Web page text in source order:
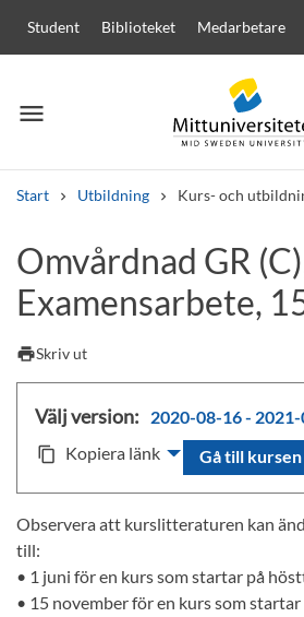
Student Biblioteket Medarbetare
menu
Meny
Start Utbildning Kurs- och
Andra söktjänster
Kurser och program Kursplaner
Omvårdnad GR
Examensarbete,
printSkriv ut
Välj version: 2020-08-16 -
content_copy Kopiera länk Gå till kursen
Observera att kurslitteraturen kan
till:
• 1 juni för en kurs som startar på
• 15 november för en kurs som